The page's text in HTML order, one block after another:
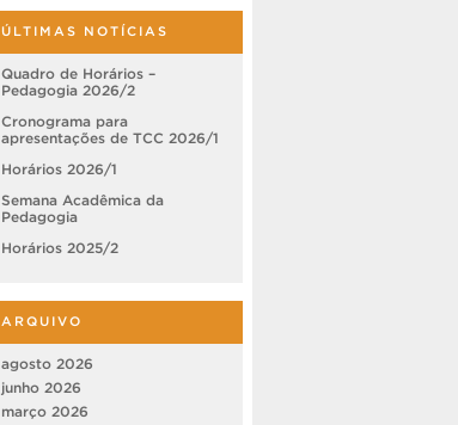
ÚLTIMAS NOTÍCIAS
Quadro de Horários –
Pedagogia 2026/2
Cronograma para
apresentações de TCC 2026/1
Horários 2026/1
Semana Acadêmica da
Pedagogia
Horários 2025/2
ARQUIVO
agosto 2026
junho 2026
março 2026